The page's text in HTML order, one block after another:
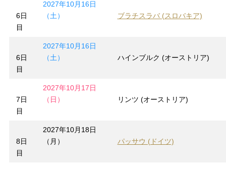
6日
目
2027年10月16日
（土）
ブラチスラバ (スロバキア)
6日
目
2027年10月16日
（土）
ハインブルク (オーストリア)
7日
目
2027年10月17日
（日）
リンツ (オーストリア)
8日
目
2027年10月18日
（月）
パッサウ (ドイツ)